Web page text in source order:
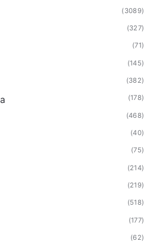
(3089)
(327)
(71)
(145)
(382)
(178)
(468)
(40)
(75)
(214)
(219)
(518)
(177)
(62)